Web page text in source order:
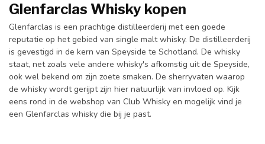
Glenfarclas Whisky kopen
Glenfarclas is een prachtige distilleerderij met een goede
reputatie op het gebied van single malt whisky. De distilleerderij
is gevestigd in de kern van Speyside te Schotland. De whisky
staat, net zoals vele andere whisky's afkomstig uit de Speyside,
ook wel bekend om zijn zoete smaken. De sherryvaten waarop
de whisky wordt gerijpt zijn hier natuurlijk van invloed op. Kijk
eens rond in de webshop van Club Whisky en mogelijk vind je
een Glenfarclas whisky die bij je past.